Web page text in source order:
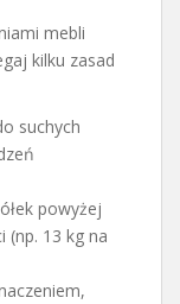
mebli
kilku zasad
suchych
powyżej
(np. 13 kg na